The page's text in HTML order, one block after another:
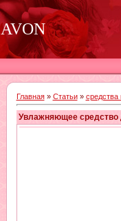
AVON
Главная» Статьи» средства
Увлажняющее средство